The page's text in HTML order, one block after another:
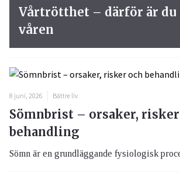
8 juni, 2026 Bättre liv
Sömnbrist – orsaker,
behandling
Sömn är en grundläggande fysiologisk
Vårtrötthet – därför är
våren